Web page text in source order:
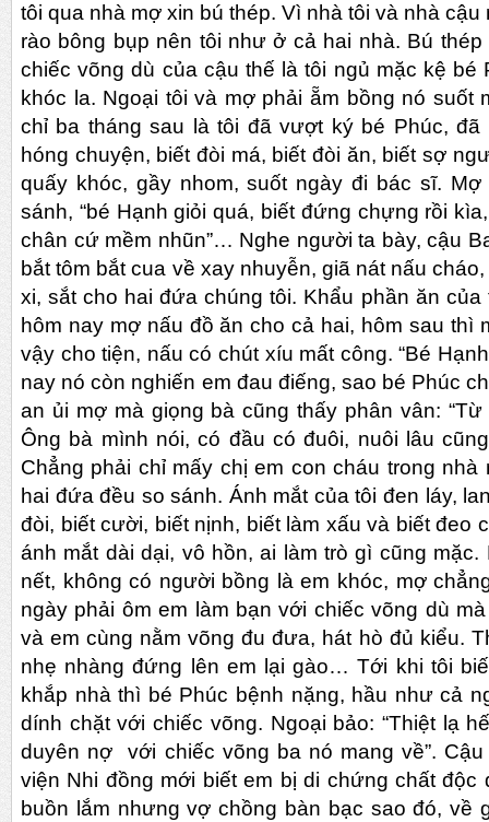
tôi qua nhà mợ xin bú thép. Vì nhà tôi và nhà
rào bông bụp nên tôi như ở cả hai nhà. Bú
chiếc võng dù của cậu thế là tôi ngủ mặc kệ bé
khóc la. Ngoại tôi và mợ phải ẵm bồng nó suốt
chỉ ba tháng sau là tôi đã vượt ký bé Phúc, đã
hóng chuyện, biết đòi má, biết đòi ăn, biết sợ
quấy khóc, gầy nhom, suốt ngày đi bác sĩ.
sánh, “bé Hạnh giỏi quá, biết đứng chựng rồi
chân cứ mềm nhũn”… Nghe người ta bày, cậu
bắt tôm bắt cua về xay nhuyễn, giã nát nấu
xi, sắt cho hai đứa chúng tôi. Khẩu phần ăn
hôm nay mợ nấu đồ ăn cho cả hai, hôm sau thì
vậy cho tiện, nấu có chút xíu mất công. “Bé
nay nó còn nghiến em đau điếng, sao bé Phúc
an ủi mợ mà giọng bà cũng thấy phân vân:
Ông bà mình nói, có đầu có đuôi, nuôi lâu
Chẳng phải chỉ mấy chị em con cháu trong
hai đứa đều so sánh. Ánh mắt của tôi đen láy,
đòi, biết cười, biết nịnh, biết làm xấu và biết đeo
ánh mắt dài dại, vô hồn, ai làm trò gì cũng
nết, không có người bồng là em khóc, mợ
ngày phải ôm em làm bạn với chiếc võng dù
và em cùng nằm võng đu đưa, hát hò đủ kiểu.
nhẹ nhàng đứng lên em lại gào… Tới khi tôi
khắp nhà thì bé Phúc bệnh nặng, hầu như cả
dính chặt với chiếc võng. Ngoại bảo: “Thiệt lạ
duyên nợ với chiếc võng ba nó mang về”.
viện Nhi đồng mới biết em bị di chứng chất độc
buồn lắm nhưng vợ chồng bàn bạc sao đó, về